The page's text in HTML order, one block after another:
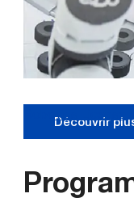
Découvrir